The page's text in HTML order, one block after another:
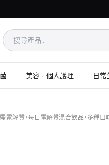
美容 · 個人護理 日常
解質，每日電解質混合飲品，多種口